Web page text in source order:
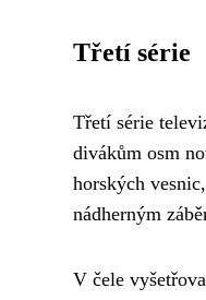
Třetí série
Třetí série
divákům osm
horských
nádherným
V čele